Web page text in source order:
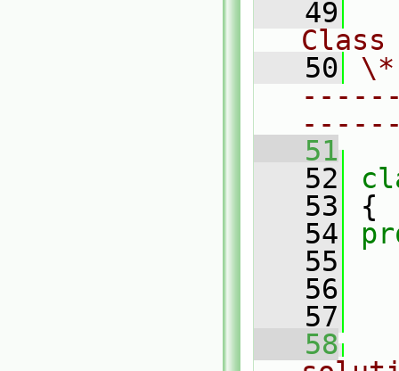
   49
   50
   51
   52
   53
{
   54
   55
   56
   57
   58